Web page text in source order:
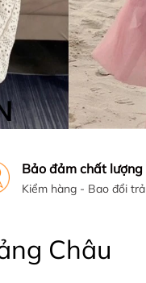
Bảo đảm chất lượng
Kiểm hàng - Bao đổi trả
Châu